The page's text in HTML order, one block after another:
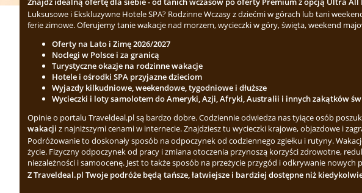
Luksusowe i Ekskluzywne Hotele SPA? Rodzinne Wczasy z dziećmi w górach lub tani
ferie zimowe. Oferujemy tanie wakacje nad morzem, wycieczki w góry, święta, weekend
Oferty na Lato i Zimę 2026/2027
Noclegi w Polsce i za granicą
Turystyczne okazje na rodzinne wakacje
Hotele i ośrodki SPA przyjazne dzieciom
Wyjazdy kilkudniowe, weekendowe, tygodniowe i dłuższe
Wycieczki i loty samolotem do Ameryki, Azji, Afryki, Australii i innych zakątków
Opinie o portalu Traveldeal.pl są bardzo dobre. Codziennie odwiedza nas tyiące osób
wakacji z najniższymi cenami w internecie. Znajdziesz tu wycieczki krajowe, objazdowe i
Podróżowanie to doskonały sposób na odpoczynek od codziennego zgiełku i rutyny.
życie. Fizyczny odpoczynek od pracy i zmiana otoczenia przynoszą korzyści zdrowotne,
niezależności i samoocenę. Jest to także sposób na przeżycie przygód i odkrywanie nowych
Z Traveldeal.pl Twoje podróże będą tańsze, łatwiejsze i bardziej dostępne niż